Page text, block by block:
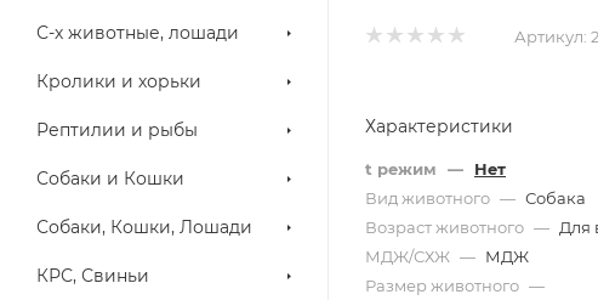
С-х животные, лошади
Кролики и хорьки
Рептилии и рыбы
Собаки и Кошки
Собаки, Кошки, Лошади
КРС, Свиньи
Артикул:
Характеристики
t режим —
Нет
Вид животного — Собака
Возраст животного — Для
МДЖ/СХЖ — МДЖ
Размер животного —